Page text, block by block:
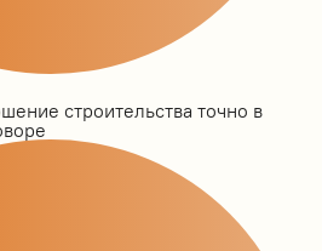
строительства точно в